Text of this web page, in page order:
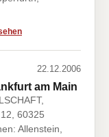
22.12.2006
am Main
60325
Allenstein,